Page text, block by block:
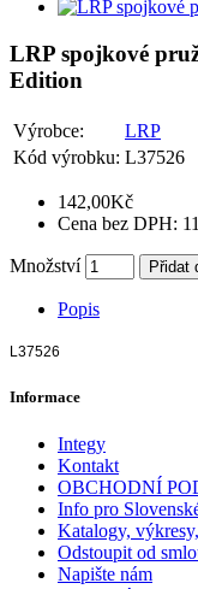
LRP spojkové
Edition
Výrobce:
LRP
Kód výrobku: L37526
142,00Kč
Cena bez DPH:
Množství Přidat
Popis
L37526
Informace
Integy
Kontakt
OBCHODNÍ
Info pro
Katalogy,
Odstoupit od
Napište nám